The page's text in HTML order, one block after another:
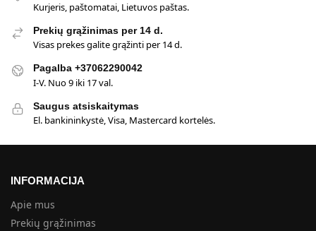
Kurjeris, paštomatai, Lietuvos paštas.
Prekių grąžinimas per 14 d.
Visas prekes galite grąžinti per 14 d.
Pagalba +37062290042
I-V. Nuo 9 iki 17 val.
Saugus atsiskaitymas
El. bankininkystė, Visa, Mastercard kortelės.
INFORMACIJA
Apie mus
Prekių grąžinimas